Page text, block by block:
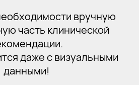
вручную
часть клинической
даже с визуальными
данными!